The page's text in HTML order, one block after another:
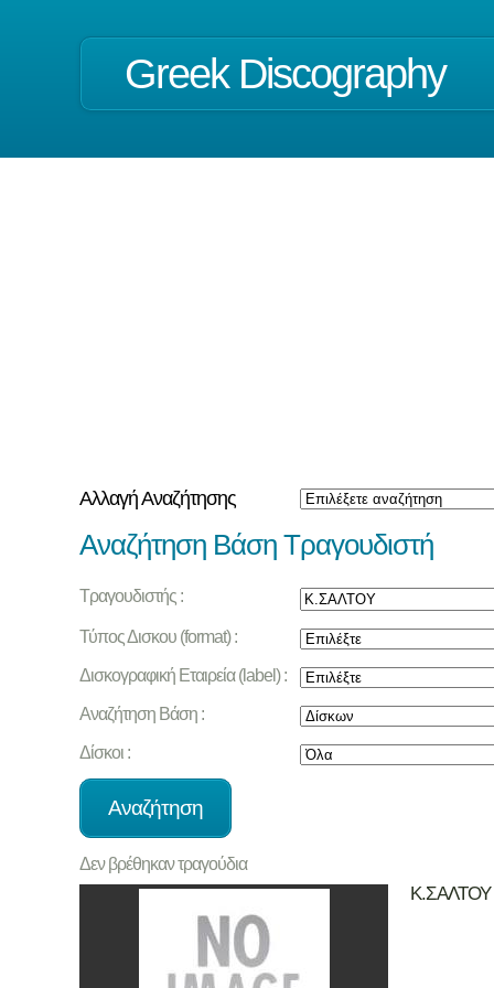
Greek Discography
Αλλαγή Αναζήτησης
Αναζήτηση Βάση Τραγουδιστή
Τραγουδιστής :
Τύπος Δισκου (format) :
Δισκογραφική Εταιρεία (label) :
Αναζήτηση Βάση :
Δίσκοι :
Δεν βρέθηκαν τραγούδια
Κ.ΣΑΛΤΟΥ